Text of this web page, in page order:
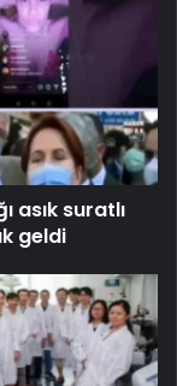
asık suratlı
geldi